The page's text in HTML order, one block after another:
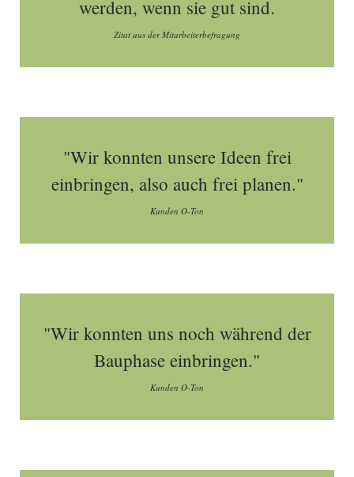
werden, wenn sie gut sind.
Zitat aus der Mitarbeiterbefragung
"Wir konnten unsere Ideen frei
einbringen, also auch frei planen."
Kunden O-Ton
"Wir konnten uns noch während der
Bauphase einbringen."
Kunden O-Ton